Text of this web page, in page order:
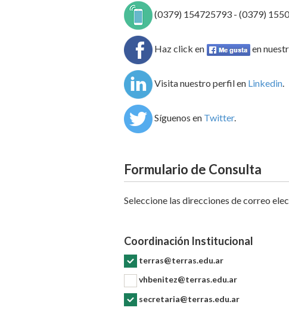
(0379) 154725793 - (0379)
Haz click en en
Visita nuestro perfil en Linkedin.
Síguenos en Twitter.
Formulario de Consulta
Seleccione las direcciones de correo
Coordinación Institucional
terras@terras.edu.ar
vhbenitez@terras.edu.ar
secretaria@terras.edu.ar